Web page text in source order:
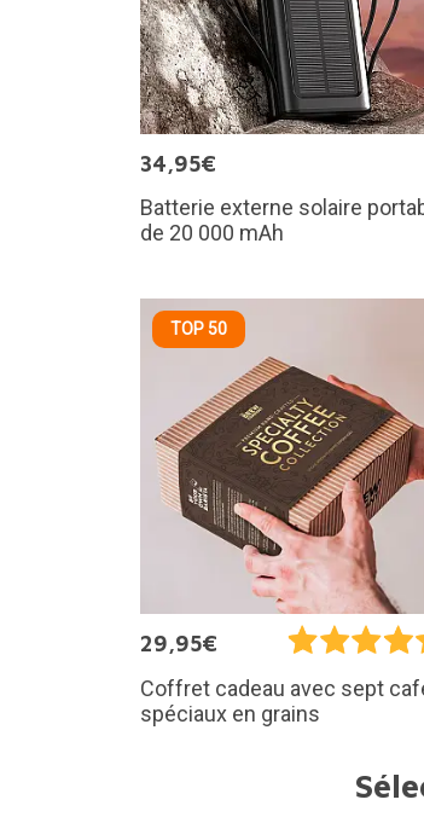
34,95€
Batterie externe solaire
de 20 000 mAh
TOP 50
29,95€
Coffret cadeau avec sept
spéciaux en grains